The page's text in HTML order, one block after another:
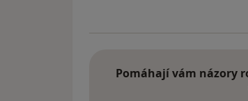
Pomáhají vám názory